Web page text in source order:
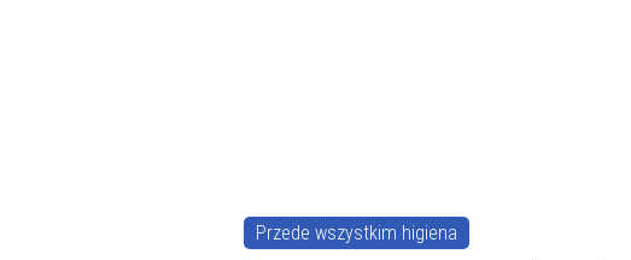
Przede wszystkim higiena